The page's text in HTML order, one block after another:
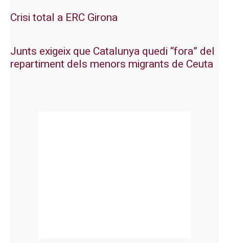
Crisi total a ERC Girona
Junts exigeix que Catalunya quedi “fora” del
repartiment dels menors migrants de Ceuta